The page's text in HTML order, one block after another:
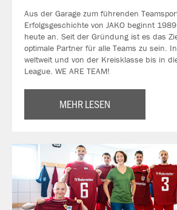
Aus der Garage zum führenden
Erfolgsgeschichte von JAKO beginnt
heute an. Seit der Gründung ist es das
optimale Partner für alle Teams zu sein.
weltweit und von der Kreisklasse bis in
League. WE ARE TEAM!
MEHR LESEN